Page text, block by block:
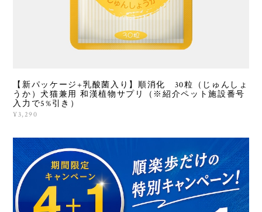
【新パッケージ+乳酸菌入り】順消化 30粒（じゅんしょ
うか）犬猫兼用 和漢植物サプリ（※紹介ペット施設番号
入力で5%引き）
¥3,290